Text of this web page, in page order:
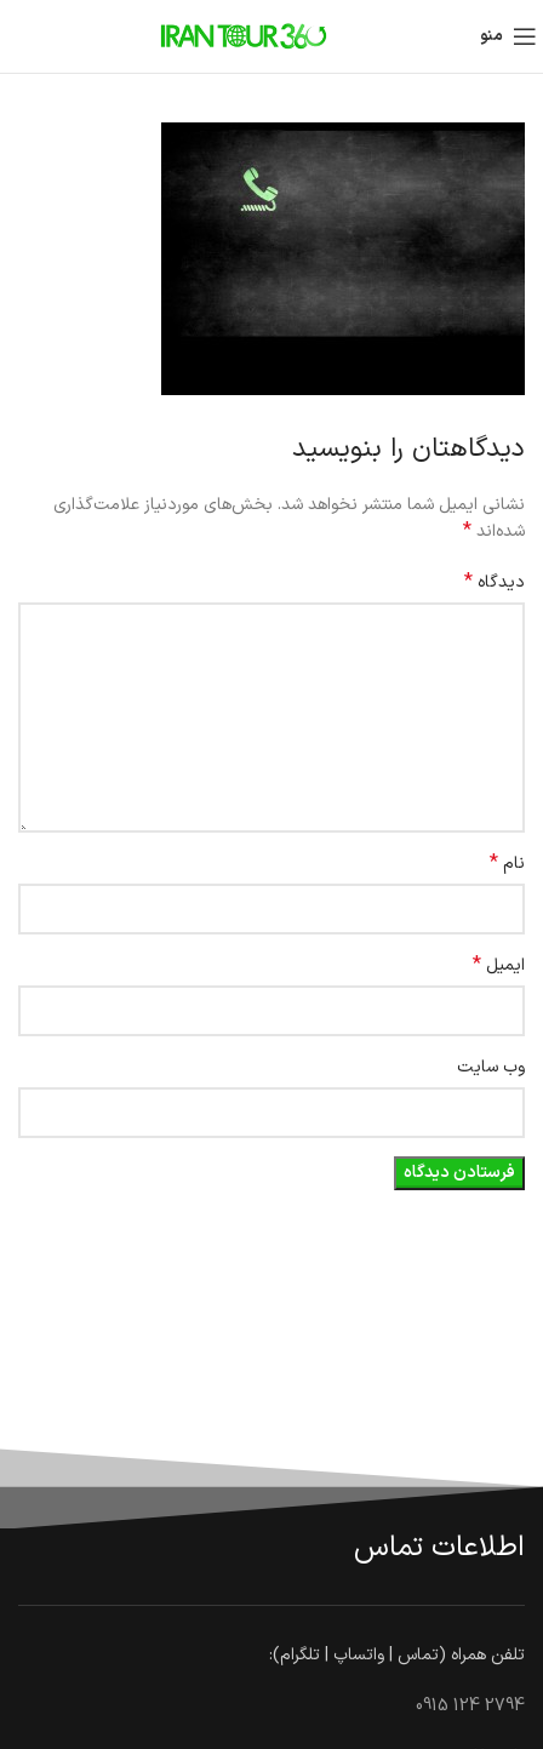
منو
دیدگاهتان را بنویسید
نشانی ایمیل شما منتشر نخواهد شد. بخش‌های موردنیاز علامت‌گذاری
شده‌اند*
دیدگاه *
نام*
ایمیل *
وب‌ سایت
اطلاعات تماس
تلفن همراه (تماس | واتساپ | تلگرام):
0915 124 2794